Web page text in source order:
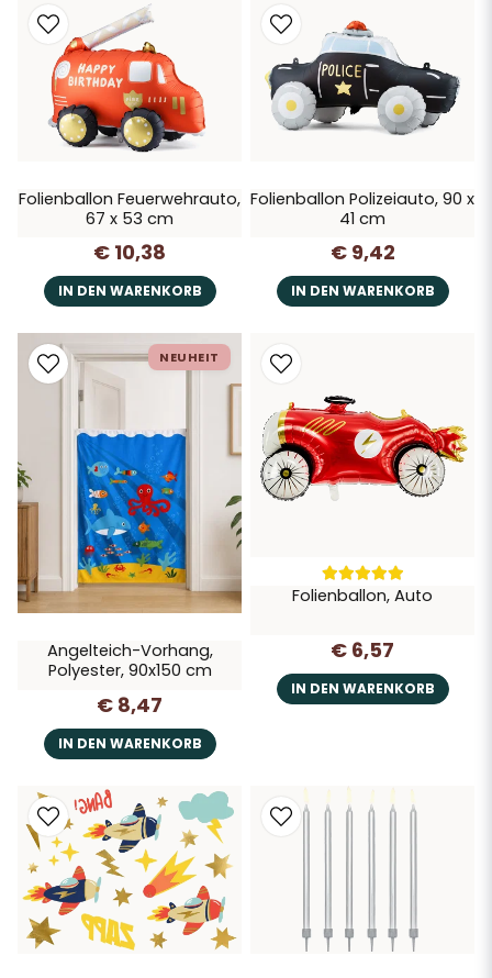
Folienballon Feuerwehrauto,
67 x 53 cm
€ 10,38
IN DEN WARENKORB
Folienballon Polizeiauto, 90 x
41 cm
€ 9,42
IN DEN WARENKORB
Angelteich-Vorhang,
Polyester, 90x150 cm
€ 8,47
IN DEN WARENKORB
NEUHEIT
Folienballon, Auto
€ 6,57
IN DEN WARENKORB